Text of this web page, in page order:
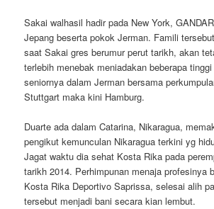
Sakai walhasil hadir pada New York,
Jepang beserta pokok Jerman. Famili
saat Sakai gres berumur perut tarikh, akan
terlebih menebak meniadakan beberapa
seniornya dalam Jerman bersama
Stuttgart maka kini Hamburg.
Duarte ada dalam Catarina, Nikaragua,
pengikut kemunculan Nikaragua terkini yg
Jagat waktu dia sehat Kosta Rika pada
tarikh 2014. Perhimpunan menaja profesinya
Kosta Rika Deportivo Saprissa, selesai alih
tersebut menjadi bani secara kian lembut.